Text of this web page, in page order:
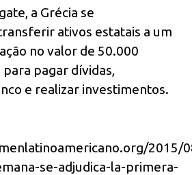
a Grécia se
ativos estatais a um
no valor de 50.000
pagar dívidas,
e realizar investimentos.
2015/
se-adjudica-la-primera-